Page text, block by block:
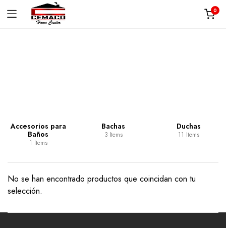
0
Accesorios para
Baños
1 Items
Bachas
3 Items
Duchas
11 Items
No se han encontrado productos que coincidan con tu
selección.